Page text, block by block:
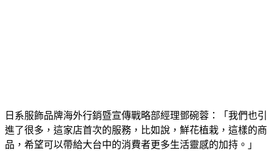
日系服飾品牌海外行銷暨宣傳戰略部經理鄧碗蓉：「我們也引
進了很多，這家店首次的服務，比如說，鮮花植栽，這樣的商
品，希望可以帶給大台中的消費者更多生活靈感的加持。」